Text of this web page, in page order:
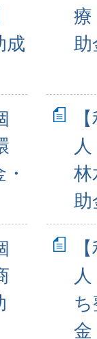
成
療
林
金